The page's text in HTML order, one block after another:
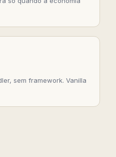
sem framework. Vanilla